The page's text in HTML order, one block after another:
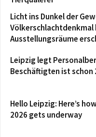
Licht ins Dunkel der
Völkerschlachtdenkmal
Ausstellungsräume
Leipzig legt
Beschäftigten ist schon
Hello Leipzig: Here’s
2026 gets underway